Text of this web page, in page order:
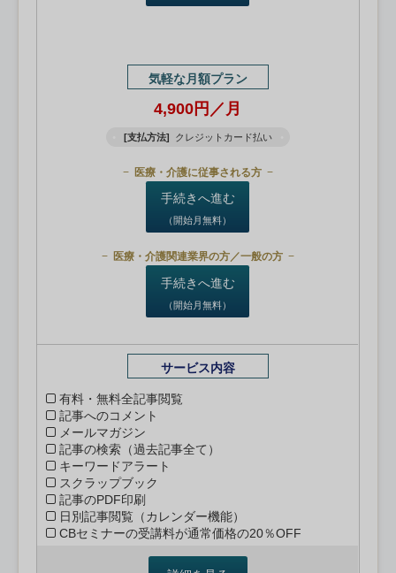
気軽な月額プラン
4,900円／月
[支払方法] クレジットカード払い
医療・介護に従事される方
手続きへ進む
（開始月無料）
医療・介護関連業界の方／一般の方
手続きへ進む
（開始月無料）
サービス内容
有料・無料全記事閲覧
記事へのコメント
メールマガジン
記事の検索（過去記事全て）
キーワードアラート
スクラップブック
記事のPDF印刷
日別記事閲覧（カレンダー機能）
CBセミナーの受講料が通常価格の20％OFF